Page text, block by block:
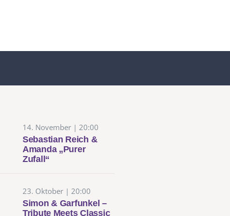
14. November | 20:00
Sebastian Reich &
Amanda „Purer
Zufall“
23. Oktober | 20:00
Simon & Garfunkel –
Tribute Meets Classic